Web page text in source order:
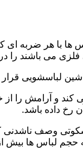
ها با هر
می باشند را
لباسشویی
و آرامش را از
رخ داده باشد.
وصف
حجم لباس ها